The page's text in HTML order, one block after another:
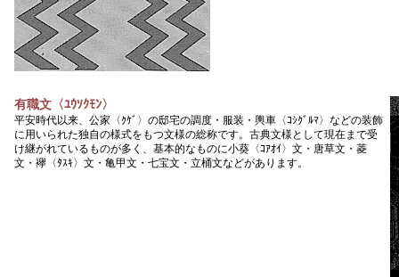
有職文〈ﾕｳｿｸﾓﾝ〉
平安時代以来、公家〈ｸｹﾞ〉の邸宅の調度・服装・輿車〈ｺｼｸﾞﾙﾏ〉などの装飾
に用いられた独自の様式をもつ文様の総称です。古典文様として現在まで受
け継がれているものが多く、基本的なものに小葵〈ｺｱｵｲ〉文・唐草文・菱
文・襷〈ﾀｽｷ〉文・亀甲文・七宝文・立桶文などがあります。